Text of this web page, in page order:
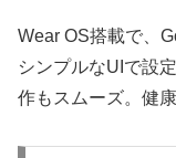
Wear OS搭載で、
シンプルなUIで設
作もスムーズ。健